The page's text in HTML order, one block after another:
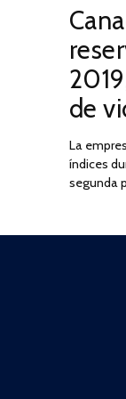
de
La
índices
segunda